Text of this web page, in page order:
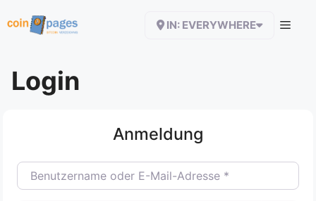
Inhalt
IN: EVERYWHERE
Login
Anmeldung
Benutzername oder E-Mail-Adresse